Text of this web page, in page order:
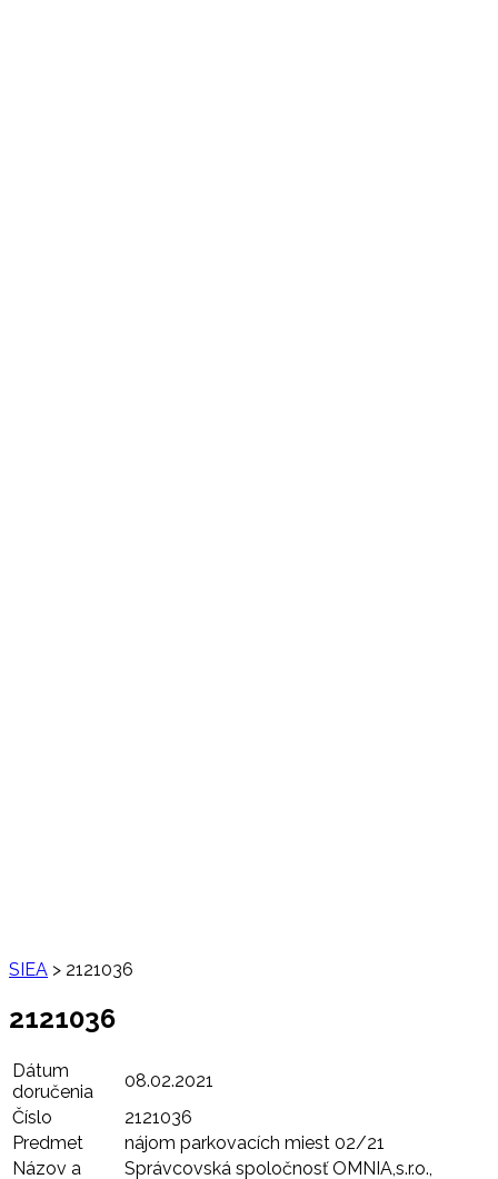
SIEA > 2121036
2121036
Dátum
doručenia
08.02.2021
Číslo
2121036
Predmet
nájom parkovacích miest 02/21
Názov a
Správcovská spoločnosť OMNIA,s.r.o.,